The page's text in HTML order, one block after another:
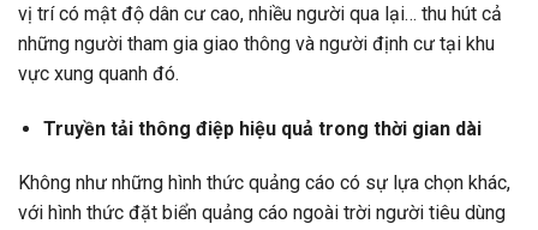
vị trí có mật độ dân cư cao, nhiều người qua lại… thu hút cả
những người tham gia giao thông và người định cư tại khu
vực xung quanh đó.
Truyền tải thông điệp hiệu quả trong thời gian dài
Không như những hình thức quảng cáo có sự lựa chọn khác,
với hình thức đặt biển quảng cáo ngoài trời người tiêu dùng